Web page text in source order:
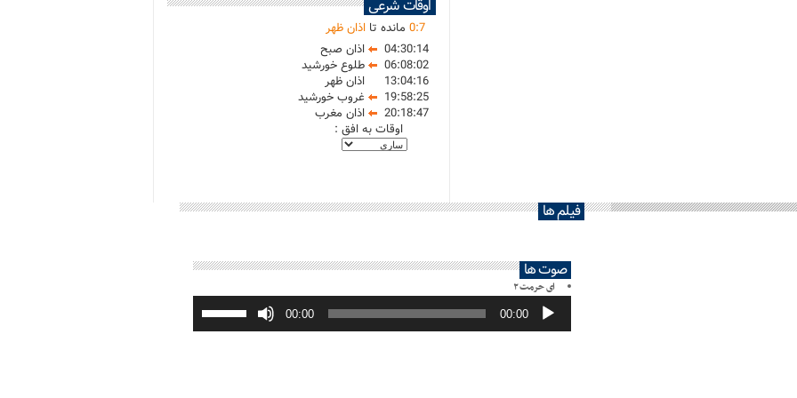
اوقات شرعی
0:7 مانده تا اذان ظهر
04:30:14
اذان صبح
06:08:02
طلوع خورشید
13:04:16
اذان ظهر
19:58:25
غروب خورشید
20:18:47
اذان مغرب
اوقات به افق :
فیلم ها
صوت ها
ای حرمت ۲
پخش‌کننده
صوت 00:00
00:00
برای
افزایش
یا
صدا